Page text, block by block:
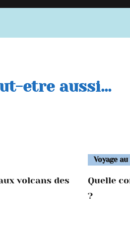
etre aussi...
volcans des
Voyage
Quelle
?